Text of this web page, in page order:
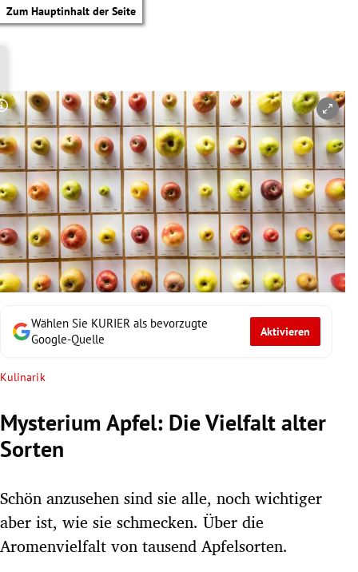
Zum Hauptinhalt der Seite
Untermenü
Untermenü
Untermenü
Untermenü
Untermenü
Untermenü
Wählen Sie KURIER als bevorzugte
Google-Quelle
Aktivieren
Kulinarik
Mysterium Apfel: Die Vielfalt alter
Sorten
Schön anzusehen sind sie alle, noch wichtiger
aber ist, wie sie schmecken. Über die
Aromenvielfalt von tausend Apfelsorten.
Copyright-Hinweis öffnen/schließen